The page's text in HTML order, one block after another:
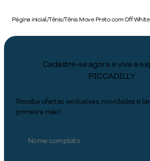
Página inicial/Tênis/Tênis Move Preto com Off White
Cadastre-se agora e viva a
PICCADILLY
Receba ofertas exclusivas, novidades e
primeira mão!